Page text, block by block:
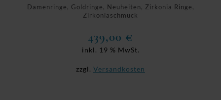
Damenringe, Goldringe, Neuheiten, Zirkonia Ringe,
Zirkoniaschmuck
439,00 €
inkl. 19 % MwSt.
zzgl. Versandkosten